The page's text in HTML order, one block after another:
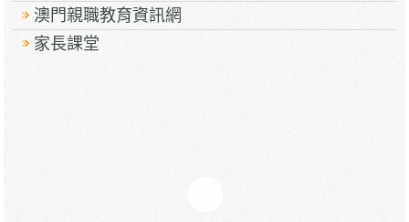
澳門親職教育資訊網
家長課堂